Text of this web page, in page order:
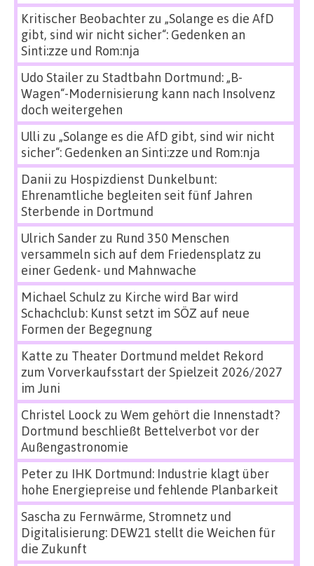
Kritischer Beobachterzu „Solange es die AfD
gibt, sind wir nicht sicher“: Gedenken an
Sinti:zze und Rom:nja
Udo Stailerzu Stadtbahn Dortmund: „B-
Wagen“-Modernisierung kann nach Insolvenz
doch weitergehen
Ulli zu „Solange es die AfD gibt, sind wir nicht
sicher“: Gedenken an Sinti:zze und Rom:nja
Danii zu Hospizdienst Dunkelbunt:
Ehrenamtliche begleiten seit fünf Jahren
Sterbende in Dortmund
Ulrich Sanderzu Rund 350 Menschen
versammeln sich auf dem Friedensplatz zu
einer Gedenk- und Mahnwache
Michael Schulz zu Kirche wird Bar wird
Schachclub: Kunst setzt im SÖZ auf neue
Formen der Begegnung
Katte zu Theater Dortmund meldet Rekord
zum Vorverkaufsstart der Spielzeit 2026/2027
im Juni
Christel Loock zu Wem gehört die Innenstadt?
Dortmund beschließt Bettelverbot vor der
Außengastronomie
Peterzu IHK Dortmund: Industrie klagt über
hohe Energiepreise und fehlende Planbarkeit
Sascha zu Fernwärme, Stromnetz und
Digitalisierung: DEW21 stellt die Weichen für
die Zukunft